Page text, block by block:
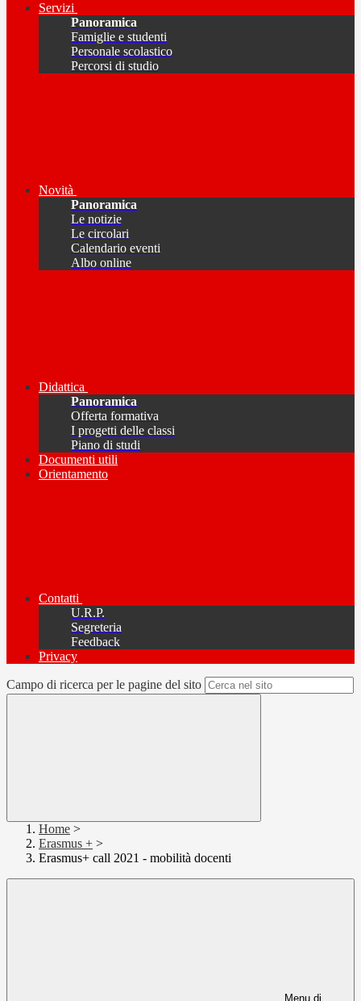
Servizi
Panoramica
Famiglie e studenti
Personale scolastico
Percorsi di studio
Novità
Panoramica
Le notizie
Le circolari
Calendario eventi
Albo online
Didattica
Panoramica
Offerta formativa
I progetti delle classi
Piano di studi
Documenti utili
Orientamento
Contatti
U.R.P.
Segreteria
Feedback
Privacy
Campo di ricerca per le pagine del sito
Home >
Erasmus + >
Erasmus+ call 2021 - mobilità docenti
Menu di